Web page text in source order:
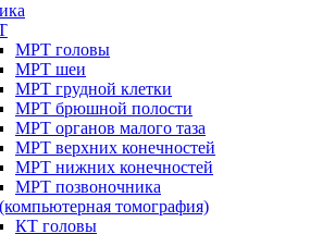
МРТ головы
МРТ шеи
МРТ грудной клетки
МРТ брюшной полости
МРТ органов малого таза
МРТ верхних конечностей
МРТ нижних конечностей
МРТ позвоночника
томография)
КТ головы